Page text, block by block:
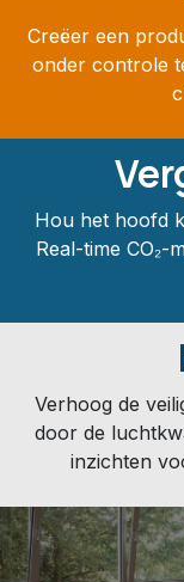
Creëer een
onder controle
Hou het hoofd
Real-time
Verhoog de
door de
inzichten